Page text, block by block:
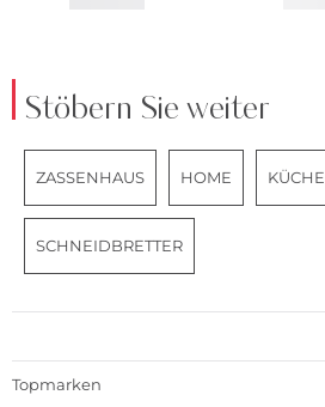
Stöbern Sie weiter
ZASSENHAUS HOME KÜCHE
SCHNEIDBRETTER
Topmarken